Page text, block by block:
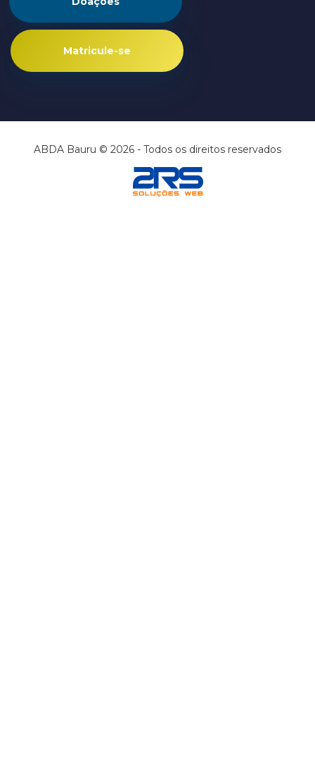
Matricule-se
ABDA Bauru © 2026 - Todos os direitos reservados